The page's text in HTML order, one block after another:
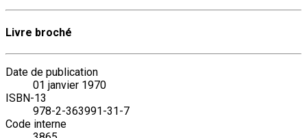
Livre broché
Date de publication
01 janvier 1970
ISBN-13
978-2-363991-31-7
Code interne